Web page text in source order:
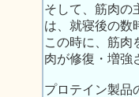
そして、筋肉の
は、就寝後の数
この時に、筋肉
肉が修復・増強
プロテイン製品